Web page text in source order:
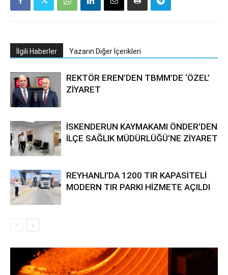
İlgili Haberler Yazarın Diğer İçerikleri
REKTÖR EREN’DEN TBMM’DE ‘ÖZEL’
ZİYARET
İSKENDERUN KAYMAKAMI ÖNDER’DEN
İLÇE SAĞLIK MÜDÜRLÜĞÜ’NE ZİYARET
REYHANLI’DA 1200 TIR KAPASİTELİ
MODERN TIR PARKI HİZMETE AÇILDI